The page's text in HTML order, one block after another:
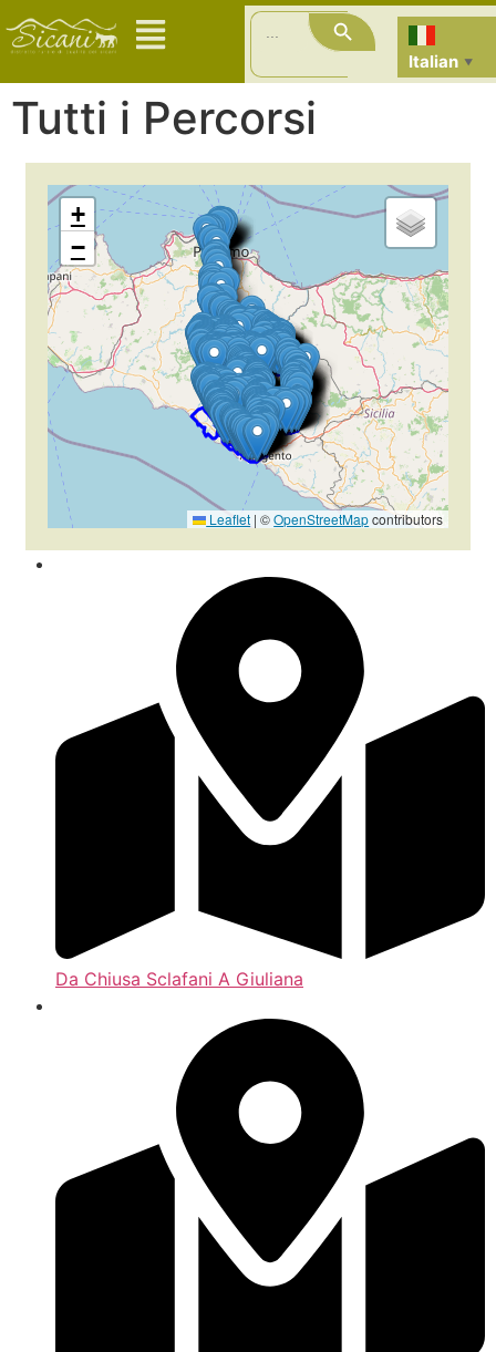
Search
for:
Search Button
Italian ▼
Tutti i Percorsi
+
−
Leaflet | ©OpenStreetMapcontributors
Da Chiusa Sclafani A Giuliana